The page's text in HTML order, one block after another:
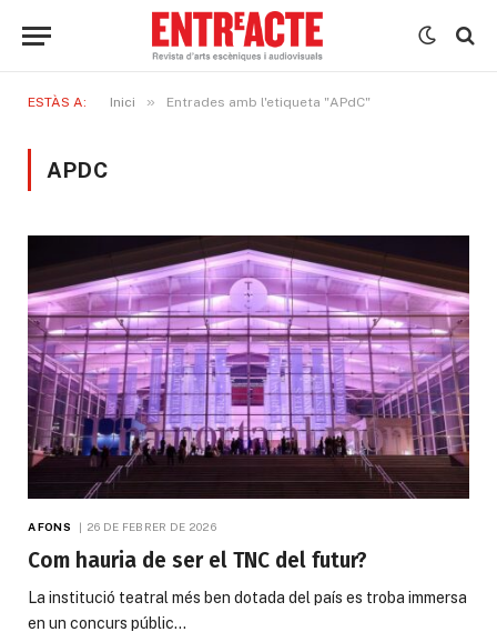
ESTÀS A: Inici » Entrades amb l'etiqueta "APdC"
APDC
A FONS 26 DE FEBRER DE 2026
Com hauria de ser el TNC del futur?
La institució teatral més ben dotada del país es troba immersa
en un concurs públic…